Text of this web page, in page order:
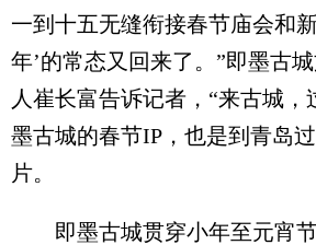
一到十五无缝衔接春节庙会和
年’的常态又回来了。”即墨古
人崔长富告诉记者，“来古城，
墨古城的春节IP，也是到青岛
片。
即墨古城贯穿小年至元宵节